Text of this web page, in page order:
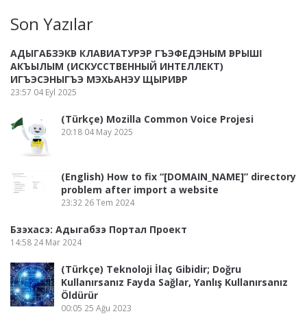
Son Yazılar
АДЫГАБЗЭКӀЭ КЛАВИАТУРЭР ГЪЭФЕДЭНЫМ ӀЭРЫШӀ
АКЪЫЛЫМ (ИСКУССТВЕННЫЙ ИНТЕЛЛЕКТ)
ИГЪЭСЭНЫГЪЭ МЭХЬАНЭУ ЩЫРИӀЭР
23:57 04 Eyl 2025
(Türkçe) Mozilla Common Voice Projesi
20:18 04 May 2025
(English) How to fix “[DOMAIN_NAME]” directory
problem after import a website
23:32 26 Tem 2024
Бзэхасэ: Адыгабзэ Портал Проект
14:58 24 Mar 2024
(Türkçe) Teknoloji İlaç Gibidir; Doğru
Kullanırsanız Fayda Sağlar, Yanlış Kullanırsanız
Öldürür
00:05 25 Ağu 2023